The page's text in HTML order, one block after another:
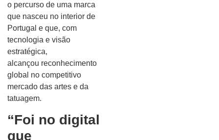
o percurso de uma marca
que nasceu no interior de
Portugal e que, com
tecnologia e visão
estratégica,
alcançou reconhecimento
global no competitivo
mercado das artes e da
tatuagem.
“Foi no digital
que